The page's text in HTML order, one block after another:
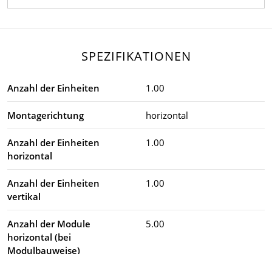
SPEZIFIKATIONEN
Anzahl der Einheiten 1.00
Montagerichtung horizontal
Anzahl der Einheiten
horizontal
1.00
Anzahl der Einheiten
vertikal
1.00
Anzahl der Module
horizontal (bei
Modulbauweise)
5.00